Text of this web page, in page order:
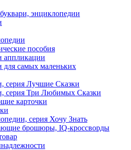
энциклопедии
пособия
самых маленьких
серия Лучшие Сказки
серия Три Любимых Сказки
карточки
серия Хочу Знать
брошюры, IQ-кроссворды